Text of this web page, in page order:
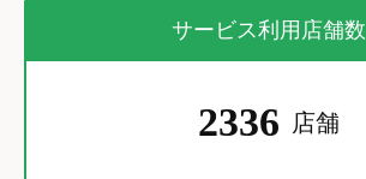
サービス利用店舗数
2336 店舗